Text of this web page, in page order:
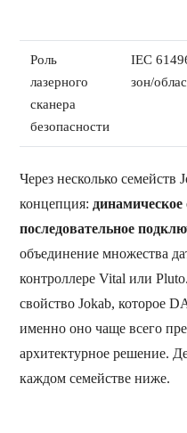
Роль
лазерного
сканера
безопасности
IEC
зон/
Через несколько семейств
концепция: динамическое
последовательное
объединение множества
контроллере Vital или
свойство Jokab, которое
именно оно чаще всего
архитектурное решение.
каждом семействе ниже.